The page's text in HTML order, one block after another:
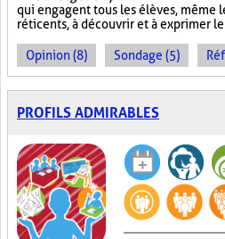
qui engagent tous les élèves, même
réticents, à découvrir et à exprimer
Opinion (8) Sondage (5)
PROFILS ADMIRABLES